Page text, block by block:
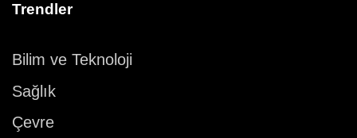
Trendler
Bilim ve Teknoloji
Sağlık
Çevre